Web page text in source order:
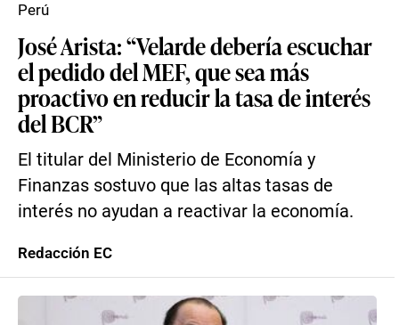
José Arista: “Velarde debería escuchar
el pedido del MEF, que sea más
proactivo en reducir la tasa de interés
del BCR”
El titular del Ministerio de Economía y
Finanzas sostuvo que las altas tasas de
interés no ayudan a reactivar la economía.
Perú
Redacción EC